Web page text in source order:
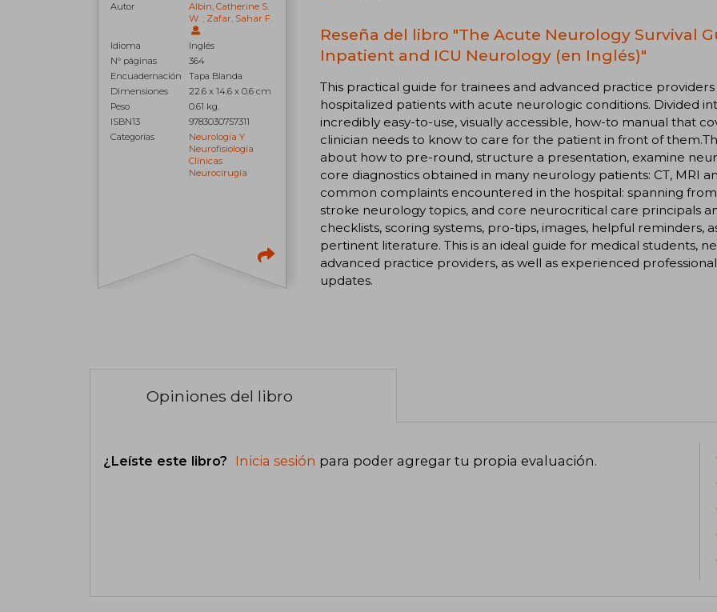
Autor
Albin, Catherine S.
W. ; Zafar, Sahar F.
Idioma
Inglés
N° páginas
364
Encuadernación
Tapa Blanda
Dimensiones
22.6 x 14.6 x 0.6 cm
Peso
0.61 kg.
ISBN13
9783030757311
Categorías
Neurología Y
Neurofisiología
Clínicas
Neurocirugía
Reseña del libro "The Acute Neurology Survival
Inpatient and ICU Neurology (en Inglés)"
This practical guide for trainees and advanced practice
hospitalized patients with acute neurologic conditions. Divided
incredibly easy-to-use, visually accessible, how-to manual that
clinician needs to know to care for the patient in front of
about how to pre-round, structure a presentation, examine
core diagnostics obtained in many neurology patients: CT, MRI
common complaints encountered in the hospital: spanning from
stroke neurology topics, and core neurocritical care principals
checklists, scoring systems, pro-tips, images, helpful reminders,
pertinent literature. This is an ideal guide for medical students,
advanced practice providers, as well as experienced
updates.
Opiniones del libro
¿Leíste este libro? Inicia sesión para poder agregar tu propia evaluación.